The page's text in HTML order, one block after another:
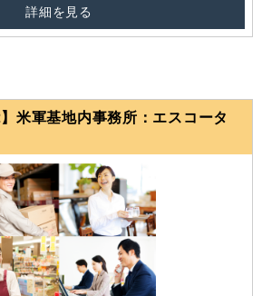
詳細を見る
米軍基地内事務所：エスコータ